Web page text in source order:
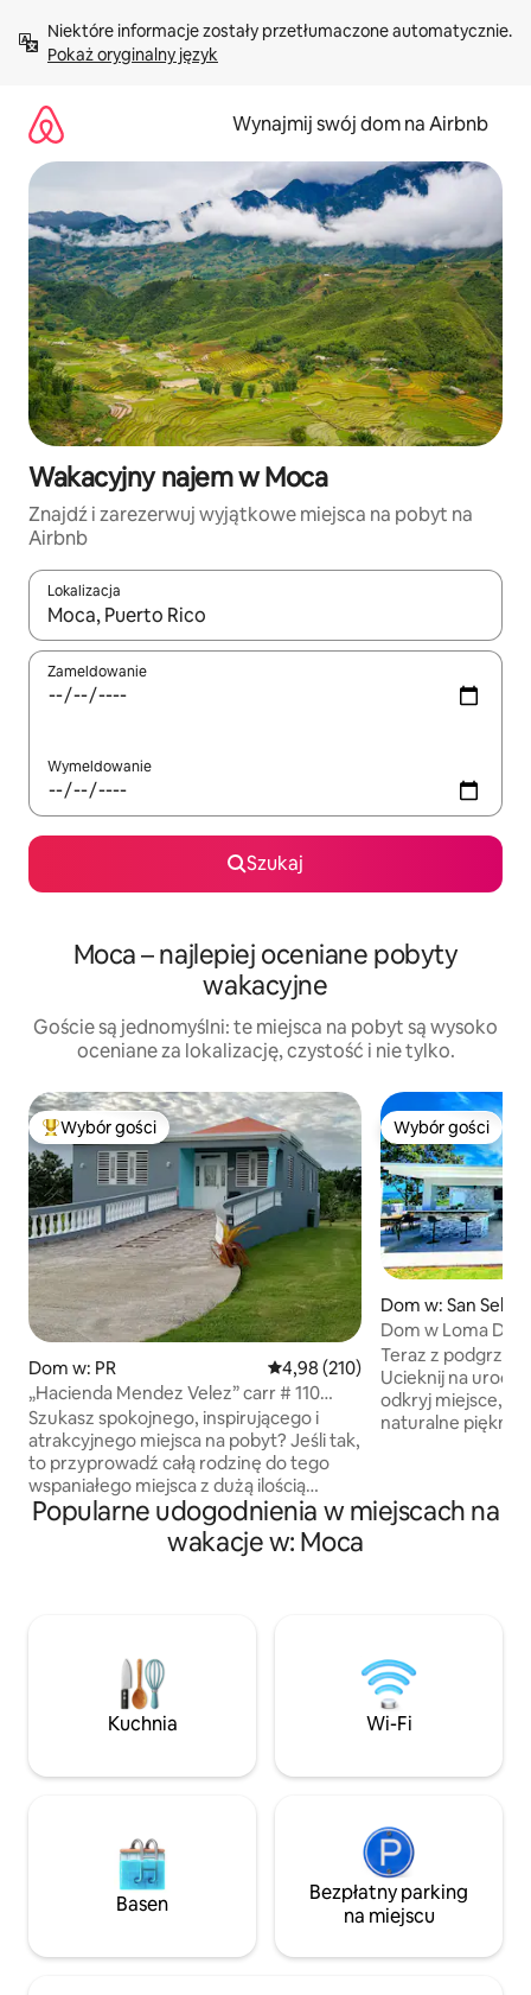
treści Pokaż oryginalny język
Wynajmij swój dom na Airbnb
Wakacyjny najem w Moca
Znajdź i zarezerwuj wyjątkowe miejsca na pobyt na
Airbnb
Lokalizacja
Gdy wyniki będą dostępne, możesz poruszać się po nich za
Zameldowanie
Wymeldowanie
Szukaj
Moca – najlepiej oceniane pobyty
wakacyjne
Goście są jednomyślni: te miejsca na pobyt są wysoko
oceniane za lokalizację, czystość i nie tylko.
Najpopularniejsze z kategorii Wybór gości
Wybór gości
Dom w: PR Średnia ocena: 4,98 na 5, liczba
4,98 (210)
„Hacienda Mendez Velez” carr # 110
Aguadilla, PR
Szukasz spokojnego, inspirującego i
atrakcyjnego miejsca na pobyt? Jeśli tak,
to przyprowadź całą rodzinę do tego
wspaniałego miejsca z dużą ilością
miejsca na zabawę. Możemy pomieścić
maksymalnie 6 osób. Każda dodatkowa
osoba kosztuje 25,00 USD. Dom jest
powierzchni 1 akra, gdzie można uciec
od wszystkiego i zacząć cieszyć się
przyrodą. Dobre i bezpieczne dla dzieci.
Nie oferujemy usług internetowych.
Wybór gości
Wybór gości
Dom w: San
Dom w Loma Del
Teraz z
Ucieknij na
odkryj miejsce, w
naturalne piękno
niebo. Zrelaksuj
rozgwieżdżonym
Popularne udogodnienia w miejscach na
wakacje w: Moca
Kuchnia Wi-Fi
Basen
Bezpłatny parking
na miejscu